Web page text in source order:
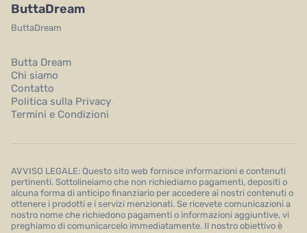
ButtaDream
ButtaDream
Butta Dream
Chi siamo
Contatto
Politica sulla Privacy
Termini e Condizioni
AVVISO LEGALE: Questo sito web fornisce informazioni e contenuti
pertinenti. Sottolineiamo che non richiediamo pagamenti, depositi o
alcuna forma di anticipo finanziario per accedere ai nostri contenuti o
ottenere i prodotti e i servizi menzionati. Se ricevete comunicazioni a
nostro nome che richiedono pagamenti o informazioni aggiuntive, vi
preghiamo di comunicarcelo immediatamente. Il nostro obiettivo è